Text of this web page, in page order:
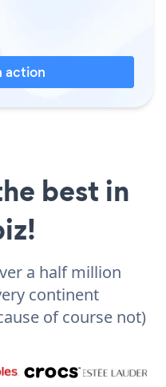
action
best in
a half million
continent
of course not)